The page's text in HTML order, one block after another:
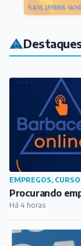
EMPREGOS,
Procurando
Há 4 horas